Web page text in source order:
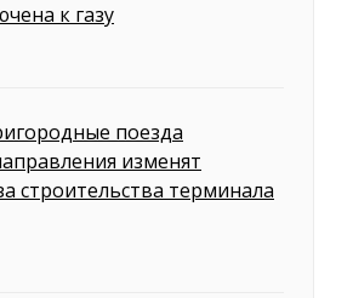
к газу
поезда
изменят
строительства терминала